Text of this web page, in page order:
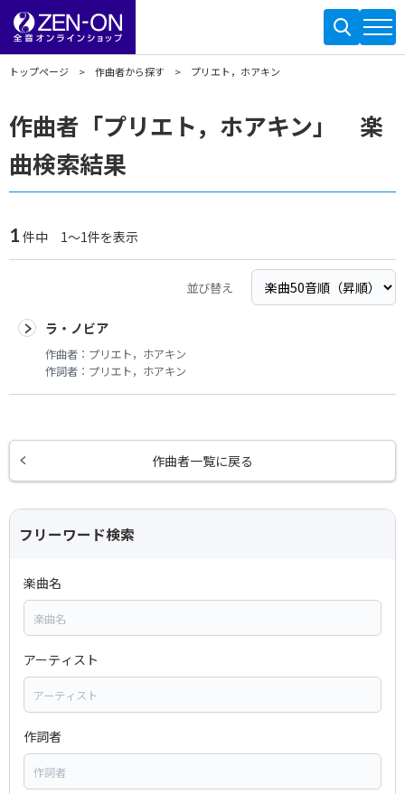
トップページ 作曲者から探す プリエト，ホアキン
作曲者「プリエト，ホアキン」 楽
曲検索結果
1 件中 1～1件を表示
並び替え
ラ・ノビア
作曲者： プリエト，ホアキン
作詞者： プリエト，ホアキン
作曲者一覧に戻る
フリーワード検索
楽曲名
アーティスト
作詞者